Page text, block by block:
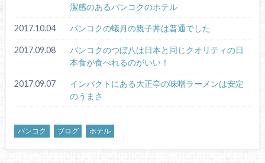
潔感のあるバンコクのホテル
2017.10.04 バンコクの蟻月の親子丼は普通でした
2017.09.08
バンコクのつぼ八は日本と同じクオリティの日
本食が食べれるのがいい！
2017.09.07
インパクトにある大正亭の味噌ラーメンは安定
のうまさ
バンコク ブログ ホテル